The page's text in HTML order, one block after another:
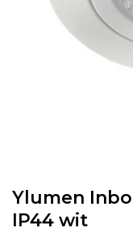
Ylumen
IP44 wit